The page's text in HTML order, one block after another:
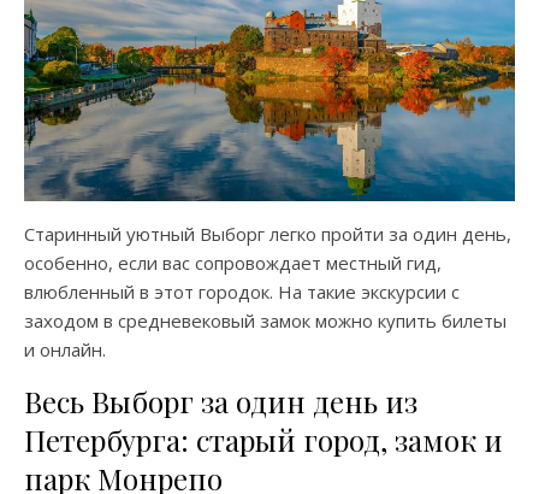
Старинный уютный Выборг легко пройти за один день,
особенно, если вас сопровождает местный гид,
влюбленный в этот городок. На такие экскурсии с
заходом в средневековый замок можно купить билеты
и онлайн.
Весь Выборг за один день из
Петербурга: старый город, замок и
парк Монрепо